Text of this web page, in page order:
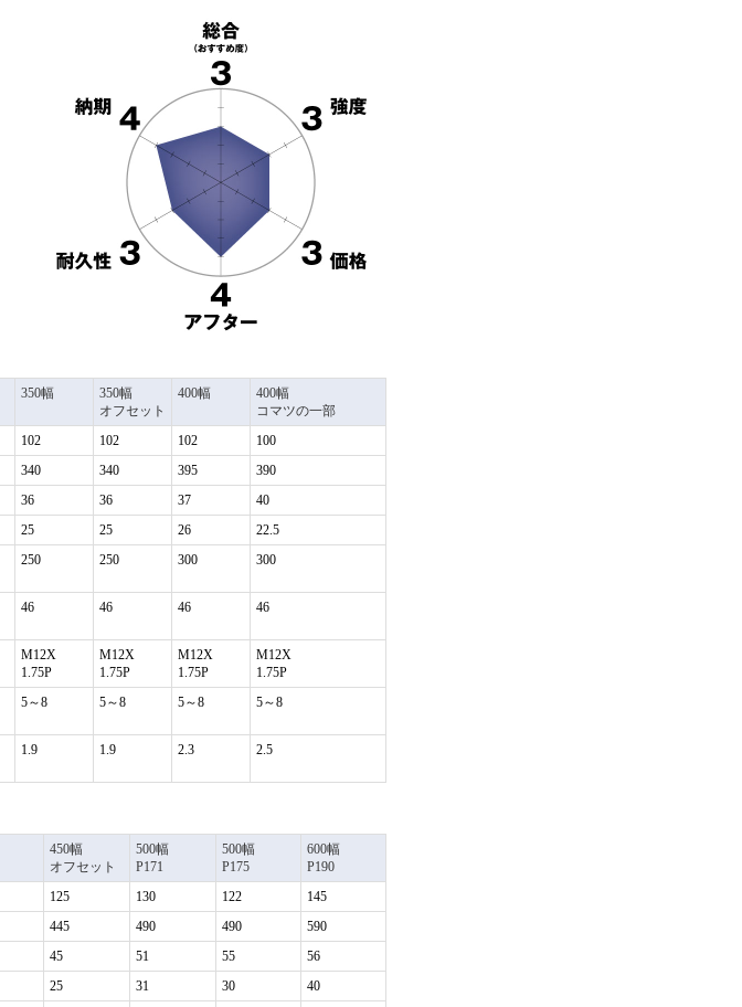
350幅
350幅
オフセット
400幅
400幅
コマツの一部
102 102 102
100
340 340 395
390
36 36 37
40
25 25 26
22.5
250 250 300 300
46 46 46 46
M12X
1.75P
M12X
1.75P
M12X
1.75P
M12X
1.75P
5～8 5～8 5～8 5～8
1.9 1.9 2.3 2.5
450幅
オフセット
500幅
P171
500幅
P175
600幅
P190
125 130 122
145
445 490 490
590
45 51 55
56
25 31 30
40